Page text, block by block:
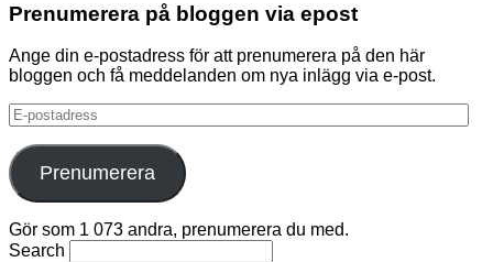
Prenumerera på bloggen via epost
Ange din e-postadress för att prenumerera på den här
bloggen och få meddelanden om nya inlägg via e-post.
E-
postadress
Prenumerera
Gör som 1 073 andra, prenumerera du med.
Search